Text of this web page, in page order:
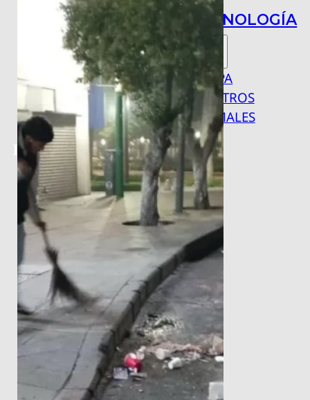
ARTE, CIENCIA Y TECNOLOGÍA
COLUMNAS
BAJO LA LUPA
RASTROS Y ROSTROS
VÍNCULOS ANIMALES